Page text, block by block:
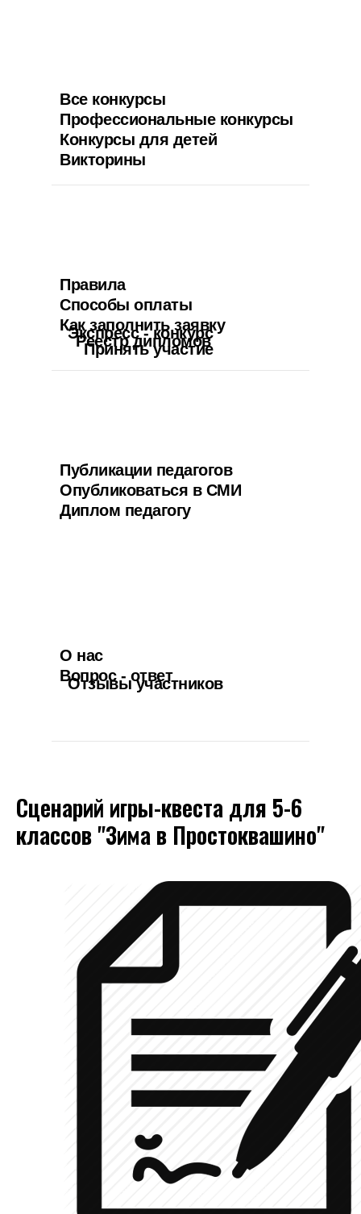
Все конкурсы
Профессиональные конкурсы
Конкурсы для детей
Викторины
Правила
Способы оплаты
Как заполнить заявку
Экспресс - конкурс
Реестр дипломов
Принять участие
Публикации педагогов
Опубликоваться в СМИ
Диплом педагогу
О нас
Вопрос - ответ
Отзывы участников
Сценарий игры-квеста для 5-6
классов "Зима в Простоквашино"